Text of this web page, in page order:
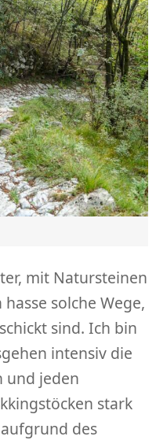
mit Natursteinen
solche Wege,
sind. Ich bin
intensiv die
und jeden
stark
des